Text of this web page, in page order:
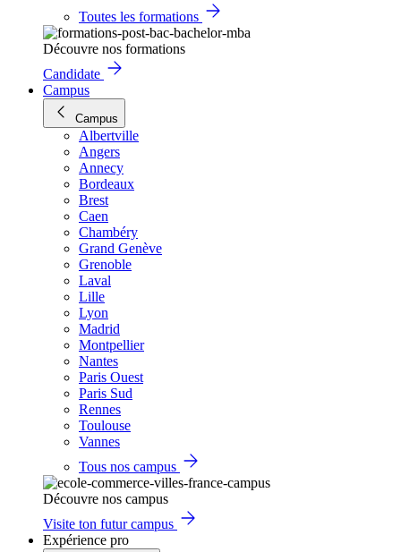
Toutes les formations
Découvre nos formations
Candidate
Campus
Campus
Albertville
Angers
Annecy
Bordeaux
Brest
Caen
Chambéry
Grand Genève
Grenoble
Laval
Lille
Lyon
Madrid
Montpellier
Nantes
Paris Ouest
Paris Sud
Rennes
Toulouse
Vannes
Tous nos campus
Découvre nos campus
Visite ton futur campus
Expérience pro